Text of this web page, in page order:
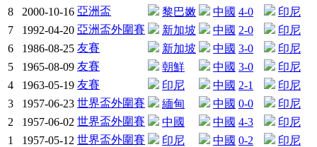
8
2000-10-16 亞洲盃 黎巴嫩 中國 4-0
印尼
7
1992-04-20 亞洲盃外圍賽 新加坡 中國 2-0
印尼
6
1986-08-25 友賽 新加坡 中國 3-0
印尼
5
1965-08-09 友賽 朝鮮 中國 3-0
印尼
4
1963-05-19 友賽 印尼 中國 2-1
印尼
3
1957-06-23 世界盃外圍賽 緬甸 中國 0-0
印尼
2
1957-06-02 世界盃外圍賽 中國 中國 4-3
印尼
1
1957-05-12 世界盃外圍賽 印尼 中國 0-2 印尼